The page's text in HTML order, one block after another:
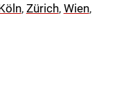
, Zürich, Wien,